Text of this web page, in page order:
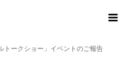
トークショー」イベントのご報告